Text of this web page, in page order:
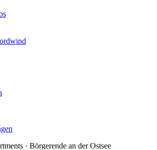
· Börgerende an der Ostsee